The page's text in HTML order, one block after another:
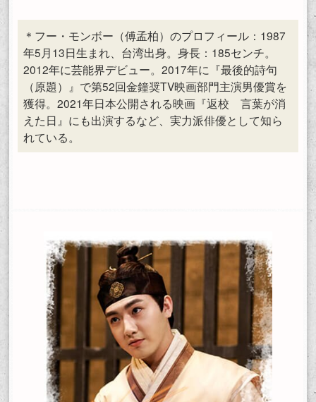
＊フー・モンボー（傅孟柏）のプロフィール：1987
年5月13日生まれ、台湾出身。身長：185センチ。
2012年に芸能界デビュー。2017年に『最後的詩句
（原題）』で第52回金鐘奨TV映画部門主演男優賞を
獲得。2021年日本公開される映画『返校 言葉が消
えた日』にも出演するなど、実力派俳優として知ら
れている。